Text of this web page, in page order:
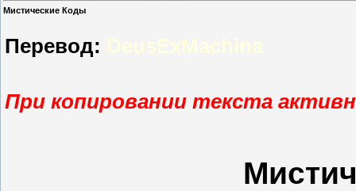
Мистические Коды
Перевод:
При копировании текста